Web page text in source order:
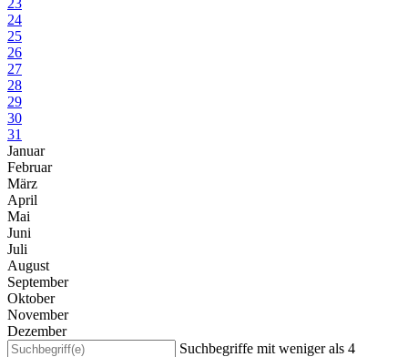
24
25
26
27
28
29
30
31
Januar
Februar
März
April
Mai
Juni
Juli
August
September
Oktober
November
Dezember
Suchbegriffe mit weniger als 4